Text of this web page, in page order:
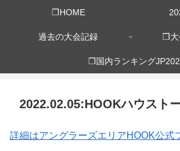
❒HOME
過去の大会記録 ❒大
❒国内ランキング
2022.02.05:HOOKハウスト
詳細はアングラーズエリアHOOK公式